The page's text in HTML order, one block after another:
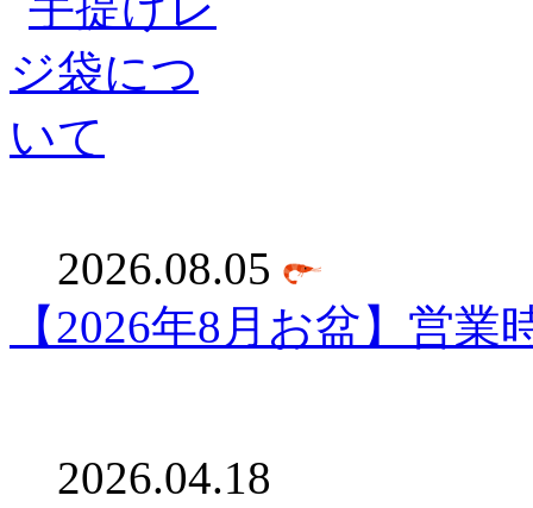
2026.08.05
【2026年8月お盆】営
2026.04.18